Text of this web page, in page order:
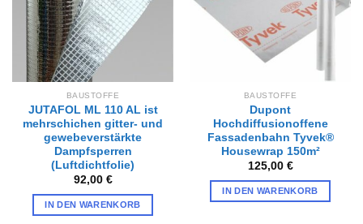
Optionen
können
auf
der
gewählt
werden
BAUSTOFFE
JUTAFOL ML 110 AL ist
mehrschichen gitter- und
gewebeverstärkte
Dampfsperren
(Luftdichtfolie)
92,00 €
IN DEN WARENKORB
BAUSTOFFE
Dupont
Hochdiffusionoffene
Fassadenbahn Tyvek®
Housewrap 150m²
125,00 €
IN DEN WARENKORB